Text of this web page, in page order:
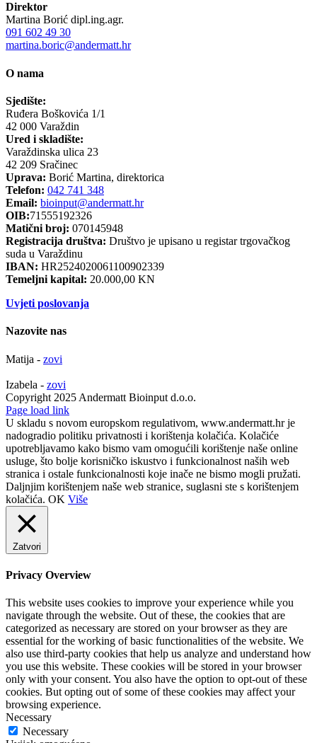
Direktor
Martina Borić dipl.ing.agr.
091 602 49 30
martina.boric@andermatt.hr
O nama
Sjedište:
Ruđera Boškovića 1/1
42 000 Varaždin
Ured i skladište:
Varaždinska ulica 23
42 209 Sračinec
Uprava: Borić Martina, direktorica
Telefon: 042 741 348
Email: bioinput@andermatt.hr
OIB:71555192326
Matični broj: 070145948
Registracija društva: Društvo je upisano u registar trgovačkog
suda u Varaždinu
IBAN: HR2524020061100902339
Temeljni kapital: 20.000,00 KN
Uvjeti poslovanja
Nazovite nas
Matija - zovi
Izabela - zovi
Copyright 2025 Andermatt Bioinput d.o.o.
Facebook
Page load link
U skladu s novom europskom regulativom, www.andermatt.hr je
nadogradio politiku privatnosti i korištenja kolačića. Kolačiće
upotrebljavamo kako bismo vam omogućili korištenje naše online
usluge, što bolje korisničko iskustvo i funkcionalnost naših web
stranica i ostale funkcionalnosti koje inače ne bismo mogli pružati.
Daljnjim korištenjem naše web stranice, suglasni ste s korištenjem
kolačića. OK Više
Zatvori
Privacy Overview
This website uses cookies to improve your experience while you
navigate through the website. Out of these, the cookies that are
categorized as necessary are stored on your browser as they are
essential for the working of basic functionalities of the website. We
also use third-party cookies that help us analyze and understand how
you use this website. These cookies will be stored in your browser
only with your consent. You also have the option to opt-out of these
cookies. But opting out of some of these cookies may affect your
browsing experience.
Necessary
Necessary